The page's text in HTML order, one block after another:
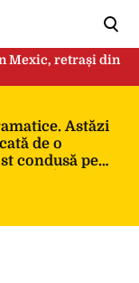
Mexic, retrași din
Astăzi
de o
condusă pe